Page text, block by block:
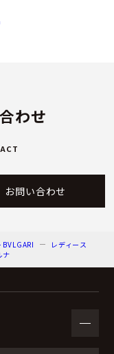
わせ
お問い合わせ
BVLGARI
レディース
ナ